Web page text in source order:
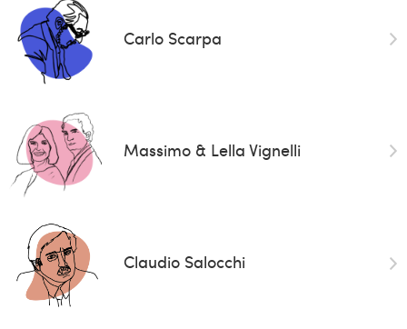
Carlo Scarpa
Massimo & Lella Vignelli
Claudio Salocchi